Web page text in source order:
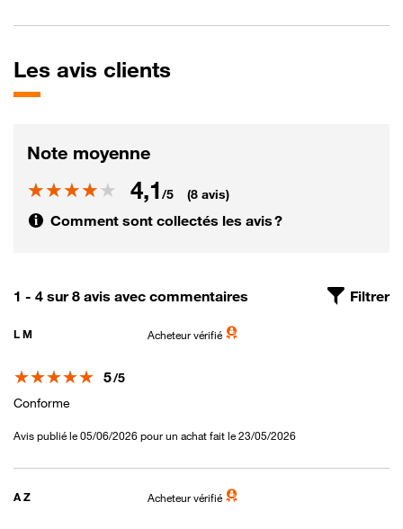
Les avis clients
Note moyenne
Note
4,1/5 (8 avis)
Comment sont collectés les avis ?
1 - 4 sur 8 avis avec commentaires Filtrer
L M Acheteur vérifié
Note
5/5
Conforme
Avis publié le 05/06/2026 pour un achat fait le 23/05/2026
A Z Acheteur vérifié